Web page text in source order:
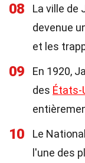
08
La ville de
devenue
et les
09
En 1920,
des États-
10
Le
l'une des